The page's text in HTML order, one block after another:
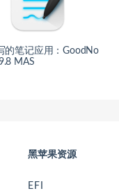
的笔记应用：GoodNo
MAS
黑苹果资源
EFI